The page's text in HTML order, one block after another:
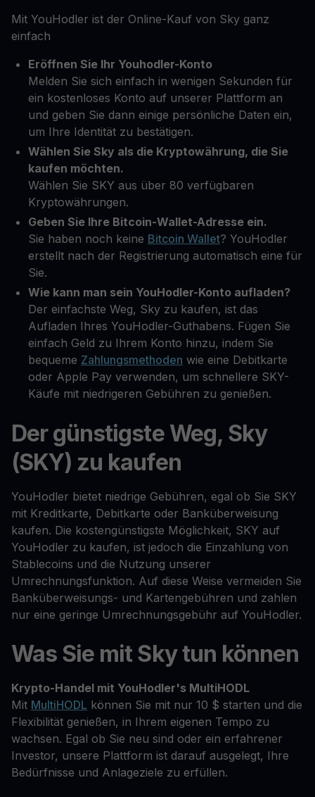
Mit YouHodler ist der Online-Kauf von Sky ganz
einfach
Eröffnen Sie Ihr Youhodler-Konto
Melden Sie sich einfach in wenigen Sekunden für
ein kostenloses Konto auf unserer Plattform an
und geben Sie dann einige persönliche Daten ein,
um Ihre Identität zu bestätigen.
Wählen Sie Sky als die Kryptowährung, die Sie
kaufen möchten.
Wählen Sie SKY aus über 80 verfügbaren
Kryptowährungen.
Geben Sie Ihre Bitcoin-Wallet-Adresse ein.
Sie haben noch keine Bitcoin Wallet? YouHodler
erstellt nach der Registrierung automatisch eine für
Sie.
Wie kann man sein YouHodler-Konto aufladen?
Der einfachste Weg, Sky zu kaufen, ist das
Aufladen Ihres YouHodler-Guthabens. Fügen Sie
einfach Geld zu Ihrem Konto hinzu, indem Sie
bequeme Zahlungsmethoden wie eine Debitkarte
oder Apple Pay verwenden, um schnellere SKY-
Käufe mit niedrigeren Gebühren zu genießen.
Der günstigste Weg, Sky
(SKY) zu kaufen
YouHodler bietet niedrige Gebühren, egal ob Sie SKY
mit Kreditkarte, Debitkarte oder Banküberweisung
kaufen. Die kostengünstigste Möglichkeit, SKY auf
YouHodler zu kaufen, ist jedoch die Einzahlung von
Stablecoins und die Nutzung unserer
Umrechnungsfunktion. Auf diese Weise vermeiden Sie
Banküberweisungs- und Kartengebühren und zahlen
nur eine geringe Umrechnungsgebühr auf YouHodler.
Was Sie mit Sky tun können
Krypto-Handel mit YouHodler's MultiHODL
Mit MultiHODL können Sie mit nur 10 $ starten und die
Flexibilität genießen, in Ihrem eigenen Tempo zu
wachsen. Egal ob Sie neu sind oder ein erfahrener
Investor, unsere Plattform ist darauf ausgelegt, Ihre
Bedürfnisse und Anlageziele zu erfüllen.